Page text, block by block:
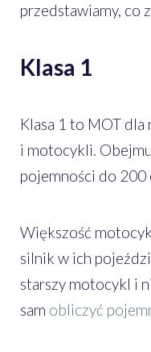
przedstawiamy, co
Klasa 1
Klasa 1 to MOT
i motocykli.
pojemności do 200
Większość
silnik w ich
starszy motocykl i
sam obliczyć